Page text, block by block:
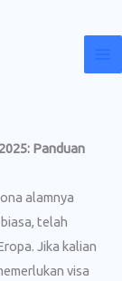
Panduan
alamnya
telah
Jika kalian
visa